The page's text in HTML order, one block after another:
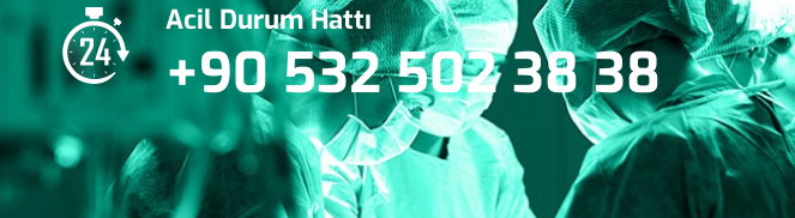
Acil Durum Hattı
+90 532 502 38 38